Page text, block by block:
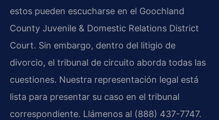
estos pueden escucharse en el Goochland
County Juvenile & Domestic Relations District
Court. Sin embargo, dentro del litigio de
divorcio, el tribunal de circuito aborda todas las
cuestiones. Nuestra representación legal está
lista para presentar su caso en el tribunal
correspondiente. Llámenos al (888) 437-7747.